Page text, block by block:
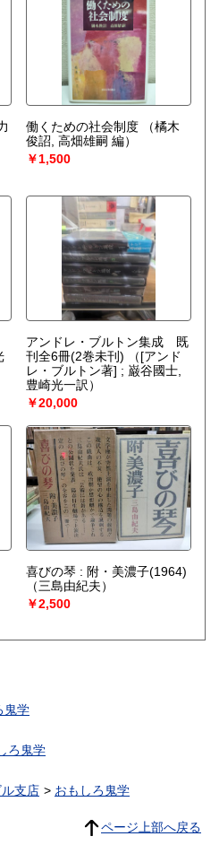
働くための社会制度
（橘木
俊詔, 高畑雄嗣 編）
￥1,500
アンドレ・ブルトン集成 既
刊全6冊(2巻未刊)
（[アンド
レ・ブルトン著] ; 巌谷國士,
豊崎光一訳）
￥20,000
喜びの琴 : 附・美濃子(1964)
（三島由紀夫）
￥2,500
鬼学
ろ鬼学
支店 おもしろ鬼学
ページ上部へ戻る